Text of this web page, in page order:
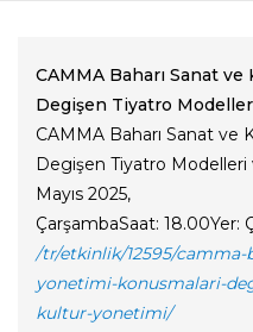
CAMMA Baharı Sanat
Degişen Tiyatro
CAMMA Baharı Sanat ve
Degişen Tiyatro
Mayıs 2025,
ÇarşambaSaat: 18.00Yer:
/tr/etkinlik/12595/
yonetimi-konusmalari-
kultur-yonetimi/